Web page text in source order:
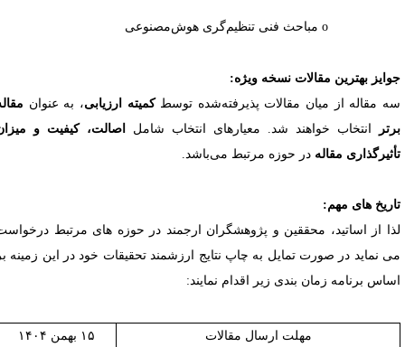
بهترین مقالات نسخه ویژه:
مقاله از میان مقالات پذیرفته‌شده توسط کمیته ارزیابی، به عنوان مقاله
انتخاب خواهند شد. معیارهای انتخاب شامل اصالت، کیفیت و میزان
مقاله در حوزه مرتبط می‌باشد.
های مهم:
از اساتید، محققین و پژوهشگران ارجمند در حوزه های مرتبط درخواست
نماید در صورت تمایل به چاپ نتایج ارزشمند تحقیقات خود در این زمینهبر
برنامه زمان بندی زیر اقدام نمایند:
مهلت ارسال مقالات ۱۵ بهمن ۱۴۰۴